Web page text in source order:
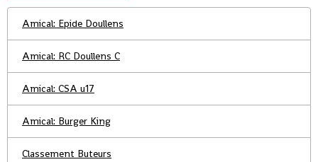
Amical: Epide Doullens
Amical: RC Doullens C
Amical: CSA u17
Amical: Burger King
Classement Buteurs